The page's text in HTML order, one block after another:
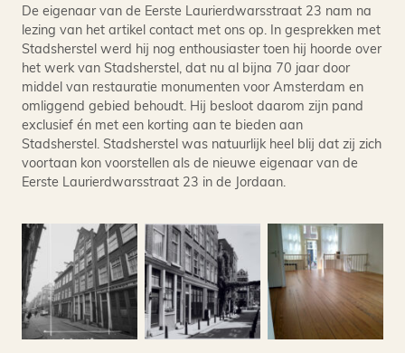
De eigenaar van de Eerste Laurierdwarsstraat 23 nam na
lezing van het artikel contact met ons op. In gesprekken met
Stadsherstel werd hij nog enthousiaster toen hij hoorde over
het werk van Stadsherstel, dat nu al bijna 70 jaar door
middel van restauratie monumenten voor Amsterdam en
omliggend gebied behoudt. Hij besloot daarom zijn pand
exclusief én met een korting aan te bieden aan
Stadsherstel. Stadsherstel was natuurlijk heel blij dat zij zich
voortaan kon voorstellen als de nieuwe eigenaar van de
Eerste Laurierdwarsstraat 23 in de Jordaan.